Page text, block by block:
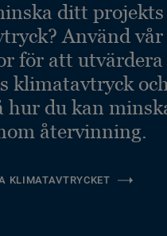
ditt projekts
Använd vår
för att utvärdera
klimatavtryck och
hur du kan
återvinning.
KLIMATAVTRYCKET